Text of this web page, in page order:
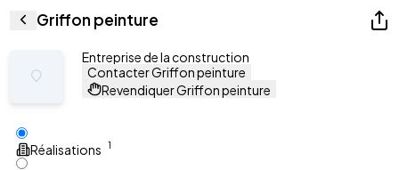
Griffon peinture
Entreprise de la construction
Contacter Griffon peinture
Revendiquer Griffon peinture
Réalisations 1